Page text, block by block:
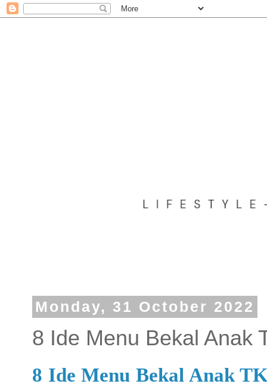
Monday, 31 October 2022
8 Ide Menu Bekal Anak
8 Ide Menu Bekal Anak